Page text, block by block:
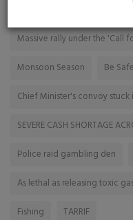
Massive rally under the 'Call
Monsoon Season
Be
Chief Minister's convoy stuck
SEVERE CASH SHORTAGE
Police raid gambling den
As lethal as releasing toxic
Fishing
TARRIF